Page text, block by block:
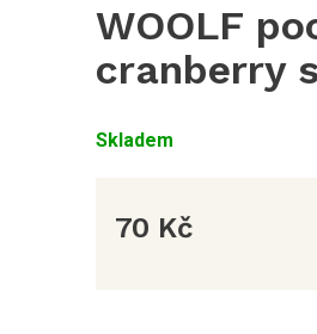
Skladem
WOOLF
cranberry
70 Kč